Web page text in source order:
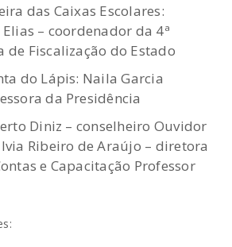
das Caixas Escolares:
– coordenador da 4ª
de Fiscalização do Estado
do Lápis: Naila Garcia
da Presidência
Diniz – conselheiro Ouvidor
Ribeiro de Araújo – diretora
e Capacitação Professor